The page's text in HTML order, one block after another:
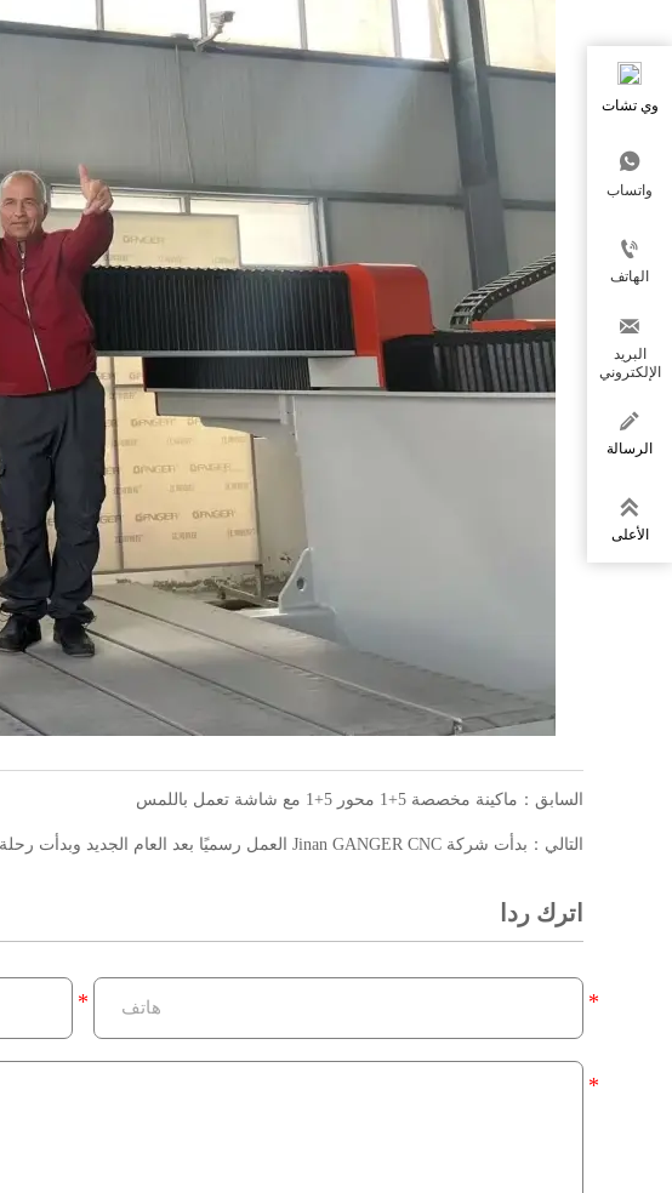
السابق： ماكينة مخصصة 5+1 محور 5+1 مع شاشة تعمل باللمس
التالي： بدأت شركة Jinan GANGER CNC العمل رسميًا بعد العام الجديد وبدأت رحلة جديدة
اترك ردا
وي تشات

واتساب

الهاتف

البريد
الإلكتروني

الرسالة

الأعلى